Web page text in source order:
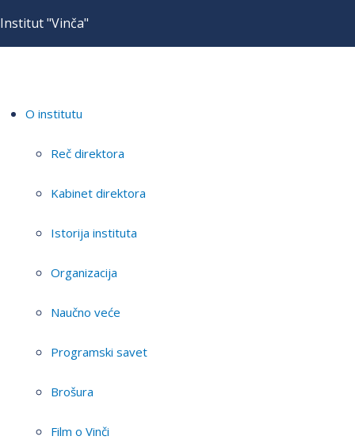
Institut "Vinča"
O institutu
Reč direktora
Kabinet direktora
Istorija instituta
Organizacija
Naučno veće
Programski savet
Brošura
Film o Vinči